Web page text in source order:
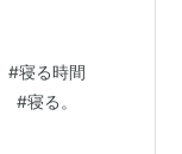
#寝る時間
#寝る。